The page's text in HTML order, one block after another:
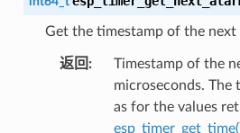
Get the timestamp of the
返回 :
Timestamp of the
microseconds. The
as for the values